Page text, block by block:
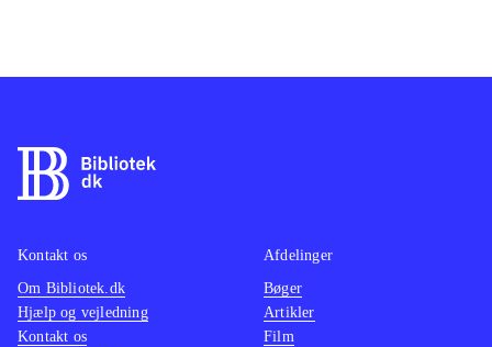
Kontakt os
Om Bibliotek.dk
Hjælp og vejledning
Kontakt os
Afdelinger
Bøger
Artikler
Film